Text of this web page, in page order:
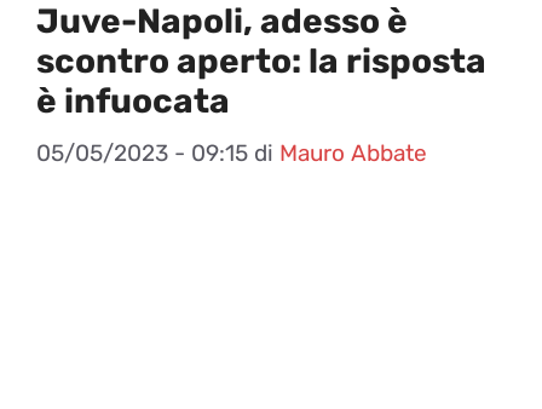
Juve-Napoli, adesso è
scontro aperto: la risposta
è infuocata
05/05/2023 - 09:15 di Mauro Abbate